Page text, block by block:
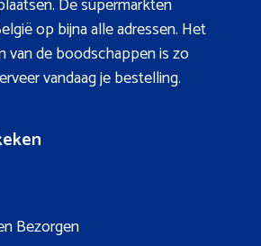
op bijna alle adressen. Het
van de boodschappen is zo
vandaag je bestelling.
Bezorgen